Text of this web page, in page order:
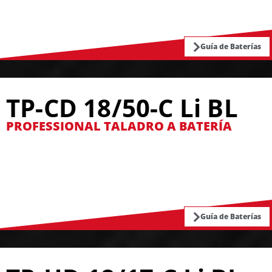
Guía de Baterías
TP-CD 18/50-C Li BL
PROFESSIONAL TALADRO A BATERÍA
Guía de Baterías